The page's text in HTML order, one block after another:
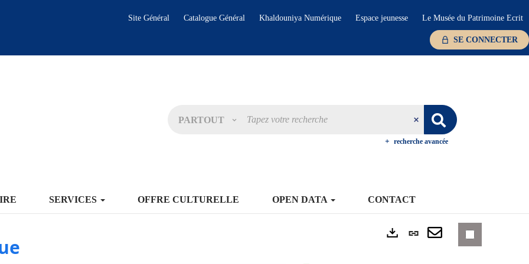
Site Général Catalogue Général Khaldouniya Numérique Espace jeunesse Le Musée du Patrimoine Ecrit
SE CONNECTER
PARTOUT
recherche avancée
SERVICES OFFRE CULTURELLE OPEN DATA CONTACT
Lien